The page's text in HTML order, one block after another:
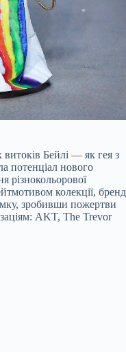
витоків Бейлі — як гея з
потенціал нового
різнокольорової
колекції, бренд
зробивши пожертви
AKT, The Trevor